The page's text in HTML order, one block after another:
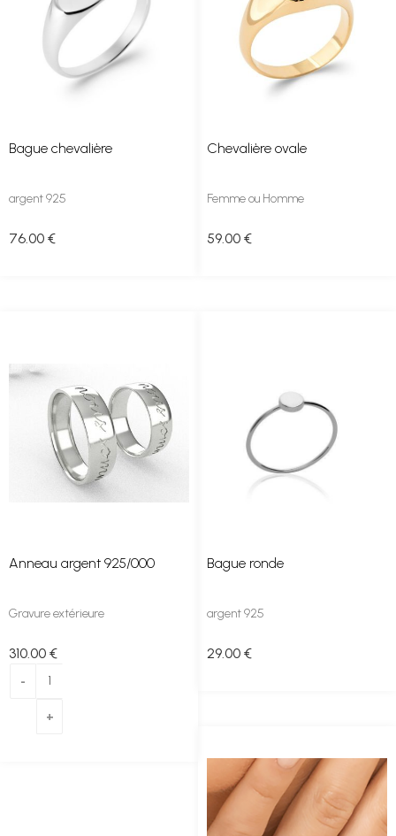
Bague chevalière
argent 925
76.00 €
Chevalière ovale
Femme ou Homme
59.00 €
Anneau argent 925/000
Gravure extérieure
310.00 €
Bague ronde
argent 925
29.00 €